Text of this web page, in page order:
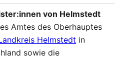
von Helmstedt
Amtes des Oberhauptes
Helmstedt in
sowie die